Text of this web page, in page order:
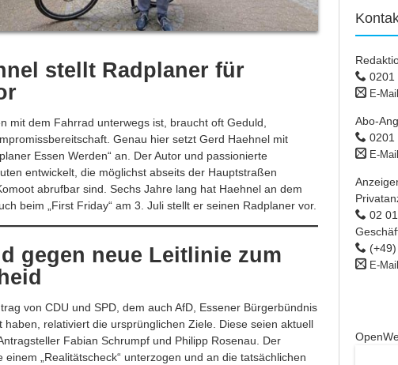
stellt Radplaner für
mit dem Fahrrad unterwegs ist, braucht oft Geduld,
Genau hier setzt Gerd Haehnel mit
Essen Werden“ an. Der Autor und passionierte
entwickelt, die möglichst abseits der Hauptstraßen
abrufbar sind. Sechs Jahre lang hat Haehnel an dem
beim „First Friday“ am 3. Juli stellt er seinen Radplaner vor.
gegen neue Leitlinie zum
von CDU und SPD, dem auch AfD, Essener Bürgerbündnis
haben, relativiert die ursprünglichen Ziele. Diese seien aktuell
Fabian Schrumpf und Philipp Rosenau. Der
einem „Realitätscheck“ unterzogen und an die tatsächlichen
0201
E-
Abo-
0201
E-
02
E-